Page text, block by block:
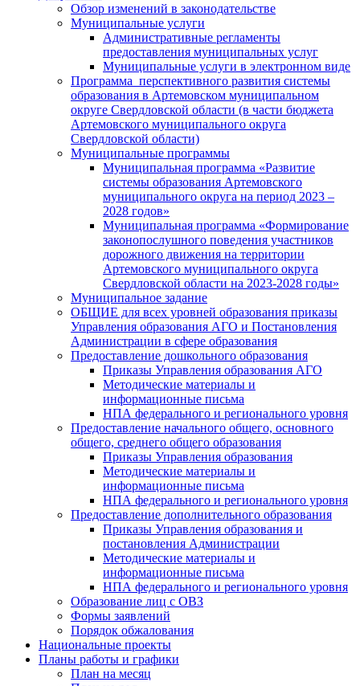
Обзор изменений в законодательстве
Муниципальные услуги
Административные регламенты
предоставления муниципальных услуг
Муниципальные услуги в электронном виде
Программа перспективного развития системы
образования в Артемовском муниципальном
округе Свердловской области (в части бюджета
Артемовского муниципального округа
Свердловской области)
Муниципальные программы
Муниципальная программа «Развитие
системы образования Артемовского
муниципального округа на период 2023 –
2028 годов»
Муниципальная программа «Формирование
законопослушного поведения участников
дорожного движения на территории
Артемовского муниципального округа
Свердловской области на 2023-2028 годы»
Муниципальное задание
ОБЩИЕ для всех уровней образования приказы
Управления образования АГО и Постановления
Администрации в сфере образования
Предоставление дошкольного образования
Приказы Управления образования АГО
Методические материалы и
информационные письма
НПА федерального и регионального уровня
Предоставление начального общего, основного
общего, среднего общего образования
Приказы Управления образования
Методические материалы и
информационные письма
НПА федерального и регионального уровня
Предоставление дополнительного образования
Приказы Управления образования и
постановления Администрации
Методические материалы и
информационные письма
НПА федерального и регионального уровня
Образование лиц с ОВЗ
Формы заявлений
Порядок обжалования
Национальные проекты
Планы работы и графики
План на месяц